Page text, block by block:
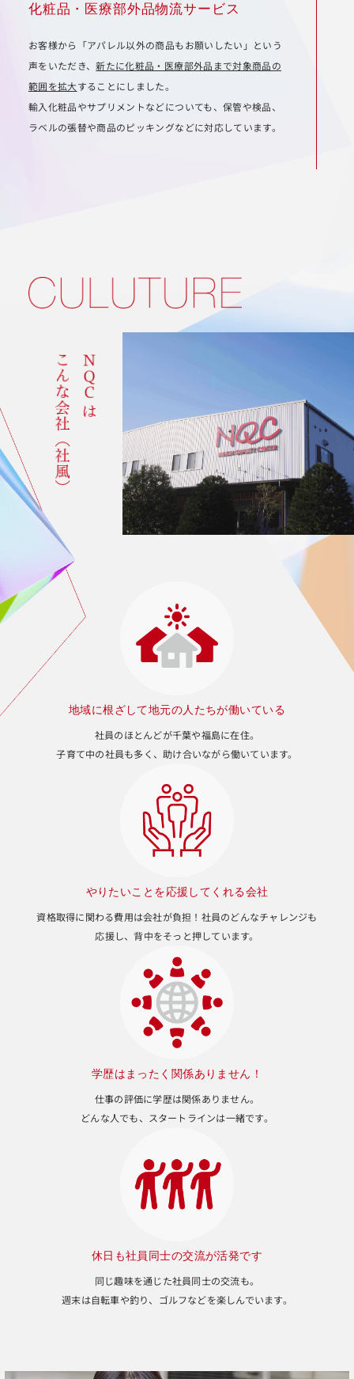
化粧品・医療部外品物流サービス
お客様から「アパレル以外の商品もお願いしたい」という
声をいただき、新たに化粧品・医療部外品まで対象商品の
範囲を拡大することにしました。
輸入化粧品やサプリメントなどについても、保管や検品、
ラベルの張替や商品のピッキングなどに対応しています。
地域に根ざして地元の人たちが働いている
社員のほとんどが千葉や福島に在住。
子育て中の社員も多く、助け合いながら働いています。
やりたいことを応援してくれる会社
資格取得に関わる費用は会社が負担！社員のどんなチャレンジも
応援し、背中をそっと押しています。
学歴はまったく関係ありません！
仕事の評価に学歴は関係ありません。
どんな人でも、スタートラインは一緒です。
休日も社員同士の交流が活発です
同じ趣味を通じた社員同士の交流も。
週末は自転車や釣り、ゴルフなどを楽しんでいます。